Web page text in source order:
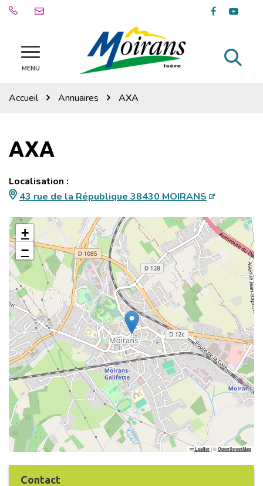
Gestion des traceurs
Lien
compte
Facebook
MENU
officiel
la
Accueil Annuaires AXA
AXA
Localisation :
43 rue de la République 38430 MOIRANS
+
−
Leaflet |© OpenStreetMap
Contact